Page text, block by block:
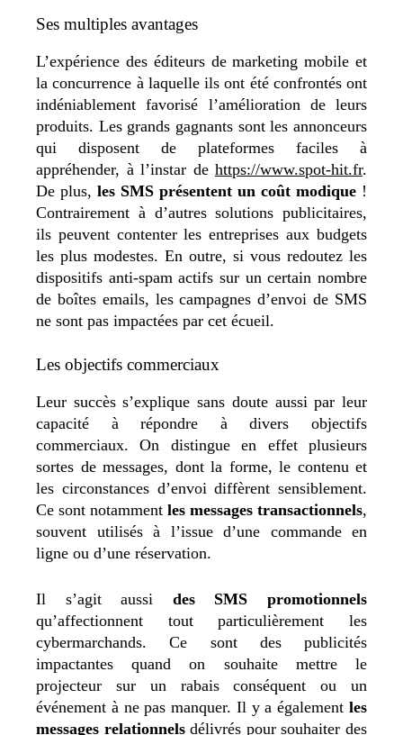
Ses multiples avantages
L’expérience des éditeurs de marketing mobile et
la concurrence à laquelle ils ont été confrontés ont
indéniablement favorisé l’amélioration de leurs
produits. Les grands gagnants sont les annonceurs
qui disposent de plateformes faciles à
appréhender, à l’instar de https://www.spot-hit.fr.
De plus, les SMS présentent un coût modique !
Contrairement à d’autres solutions publicitaires,
ils peuvent contenter les entreprises aux budgets
les plus modestes. En outre, si vous redoutez les
dispositifs anti-spam actifs sur un certain nombre
de boîtes emails, les campagnes d’envoi de SMS
ne sont pas impactées par cet écueil.
Les objectifs commerciaux
Leur succès s’explique sans doute aussi par leur
capacité à répondre à divers objectifs
commerciaux. On distingue en effet plusieurs
sortes de messages, dont la forme, le contenu et
les circonstances d’envoi diffèrent sensiblement.
Ce sont notamment les messages transactionnels,
souvent utilisés à l’issue d’une commande en
ligne ou d’une réservation.
Il s’agit aussi des SMS promotionnels
qu’affectionnent tout particulièrement les
cybermarchands. Ce sont des publicités
impactantes quand on souhaite mettre le
projecteur sur un rabais conséquent ou un
événement à ne pas manquer. Il y a également les
messages relationnelsdélivrés pour souhaiter des